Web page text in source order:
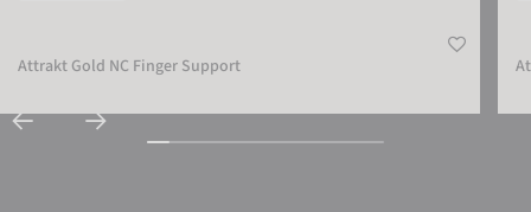
Attrakt Gold NC Finger Support